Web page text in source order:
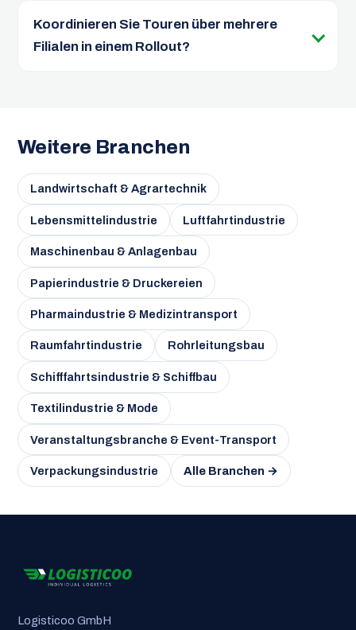
Koordinieren Sie Touren über mehrere
Filialen in einem Rollout?
Weitere Branchen
Landwirtschaft & Agrartechnik
Lebensmittelindustrie Luftfahrtindustrie
Maschinenbau & Anlagenbau
Papierindustrie & Druckereien
Pharmaindustrie & Medizintransport
Raumfahrtindustrie Rohrleitungsbau
Schifffahrtsindustrie & Schiffbau
Textilindustrie & Mode
Veranstaltungsbranche & Event-Transport
Verpackungsindustrie Alle Branchen →
Logisticoo GmbH